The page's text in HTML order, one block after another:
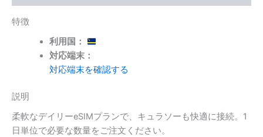
り)
個
特徴
利用国：
対応端末：
対応端末を確認する
説明
柔軟なデイリーeSIMプランで、キュラソーも快適に接続。1
日単位で必要な数量をご注文ください。